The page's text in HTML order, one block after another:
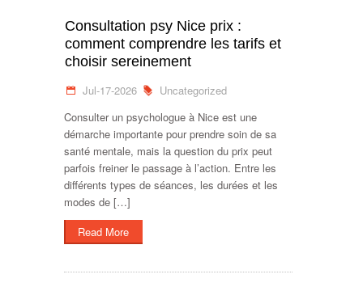
Consultation psy Nice prix :
comment comprendre les tarifs et
choisir sereinement
Jul-17-2026
Uncategorized
Consulter un psychologue à Nice est une
démarche importante pour prendre soin de sa
santé mentale, mais la question du prix peut
parfois freiner le passage à l’action. Entre les
différents types de séances, les durées et les
modes de […]
Read More